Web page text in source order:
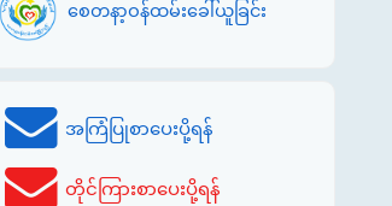
စေတနာ့ဝန်ထမ်းခေါ်ယူခြင်း
အကြံပြုစာပေးပို့ရန်
တိုင်ကြားစာပေးပို့ရန်